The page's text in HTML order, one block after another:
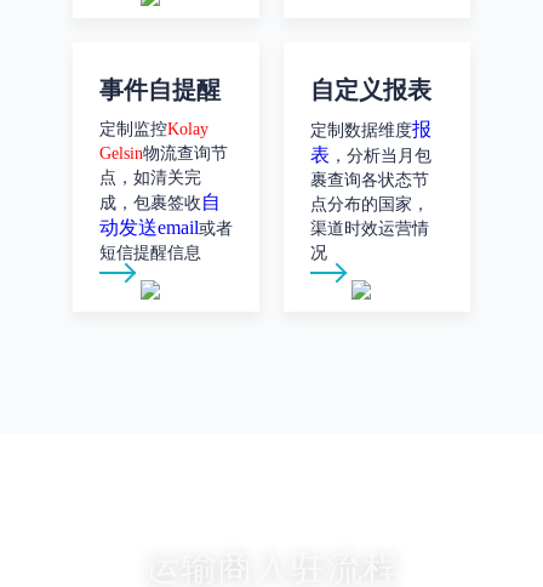
事件自提醒
定制监控Kolay
Gelsin物流查询节
点，如清关完
成，包裹签收 自
动发送email或者
短信提醒信息
自定义报表
定制数据维度报
表 ，分析当月包
裹查询各状态节
点分布的国家，
渠道时效运营情
况